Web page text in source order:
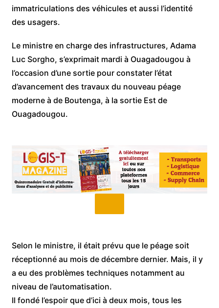
immatriculations des véhicules et aussi l’identité
des usagers.
Le ministre en charge des infrastructures, Adama
Luc Sorgho, s’exprimait mardi à Ouagadougou à
l’occasion d’une sortie pour constater l’état
d’avancement des travaux du nouveau péage
moderne à de Boutenga, à la sortie Est de
Ouagadougou.
Selon le ministre, il était prévu que le péage soit
réceptionné au mois de décembre dernier. Mais, il y
a eu des problèmes techniques notamment au
niveau de l’automatisation.
Il fondé l’espoir que d’ici à deux mois, tous les